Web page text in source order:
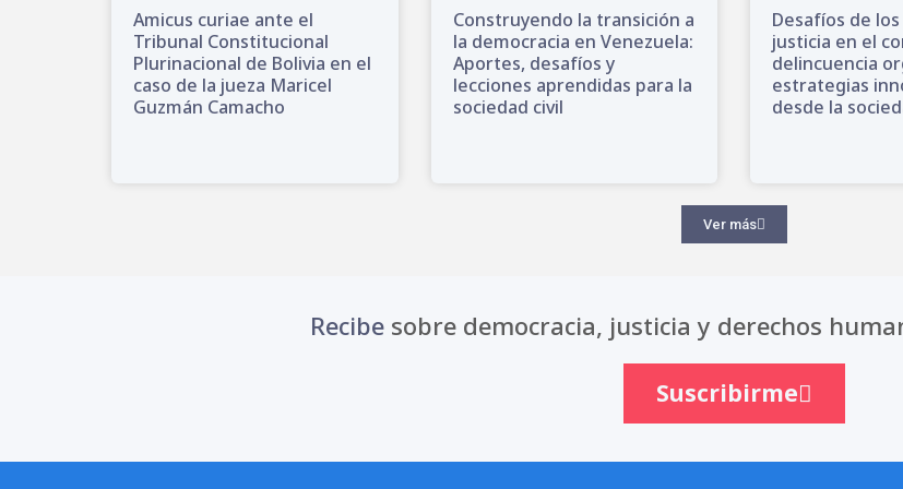
Amicus curiae ante el
Tribunal Constitucional
Plurinacional de Bolivia en el
caso de la jueza Maricel
Guzmán Camacho
Construyendo la transición a
la democracia en Venezuela:
Aportes, desafíos y
lecciones aprendidas para la
sociedad civil
Desafíos de
justicia en el
delincuencia
estrategias
desde la
Ver más
Recibe sobre democracia, justicia y derechos
Suscribirme